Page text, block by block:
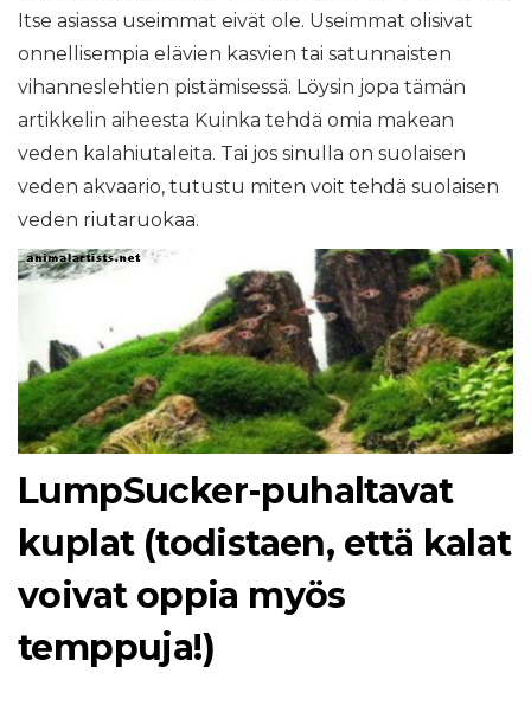
Itse asiassa useimmat eivät ole. Useimmat olisivat
onnellisempia elävien kasvien tai satunnaisten
vihanneslehtien pistämisessä. Löysin jopa tämän
artikkelin aiheesta Kuinka tehdä omia makean
veden kalahiutaleita. Tai jos sinulla on suolaisen
veden akvaario, tutustu miten voit tehdä suolaisen
veden riutaruokaa.
LumpSucker-puhaltavat
kuplat (todistaen, että kalat
voivat oppia myös
temppuja!)